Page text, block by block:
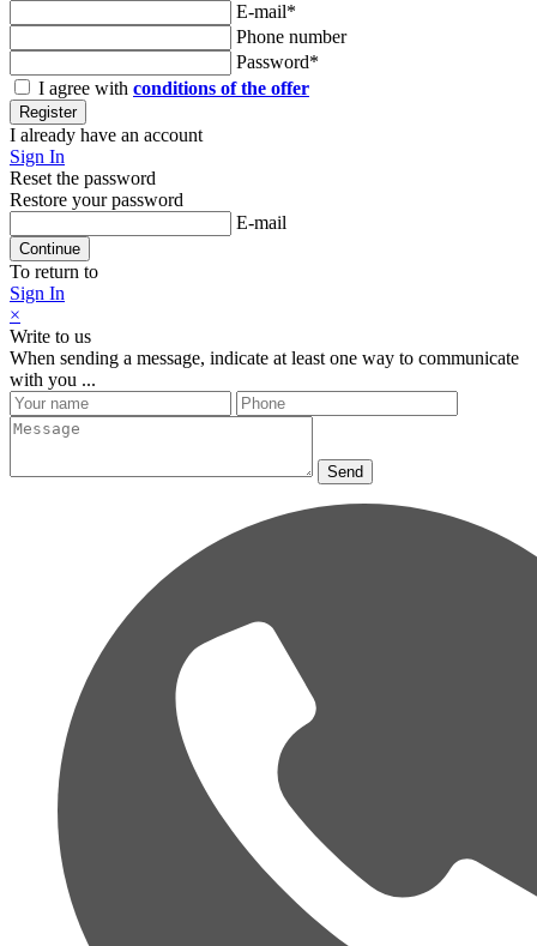
E-mail*
Phone number
Password*
I agree with conditions of the offer
Register
I already have an account
Sign In
Reset the password
Restore your password
E-mail
Continue
To return to
Sign In
×
Write to us
When sending a message, indicate at least one way to communicate
with you ...
Send